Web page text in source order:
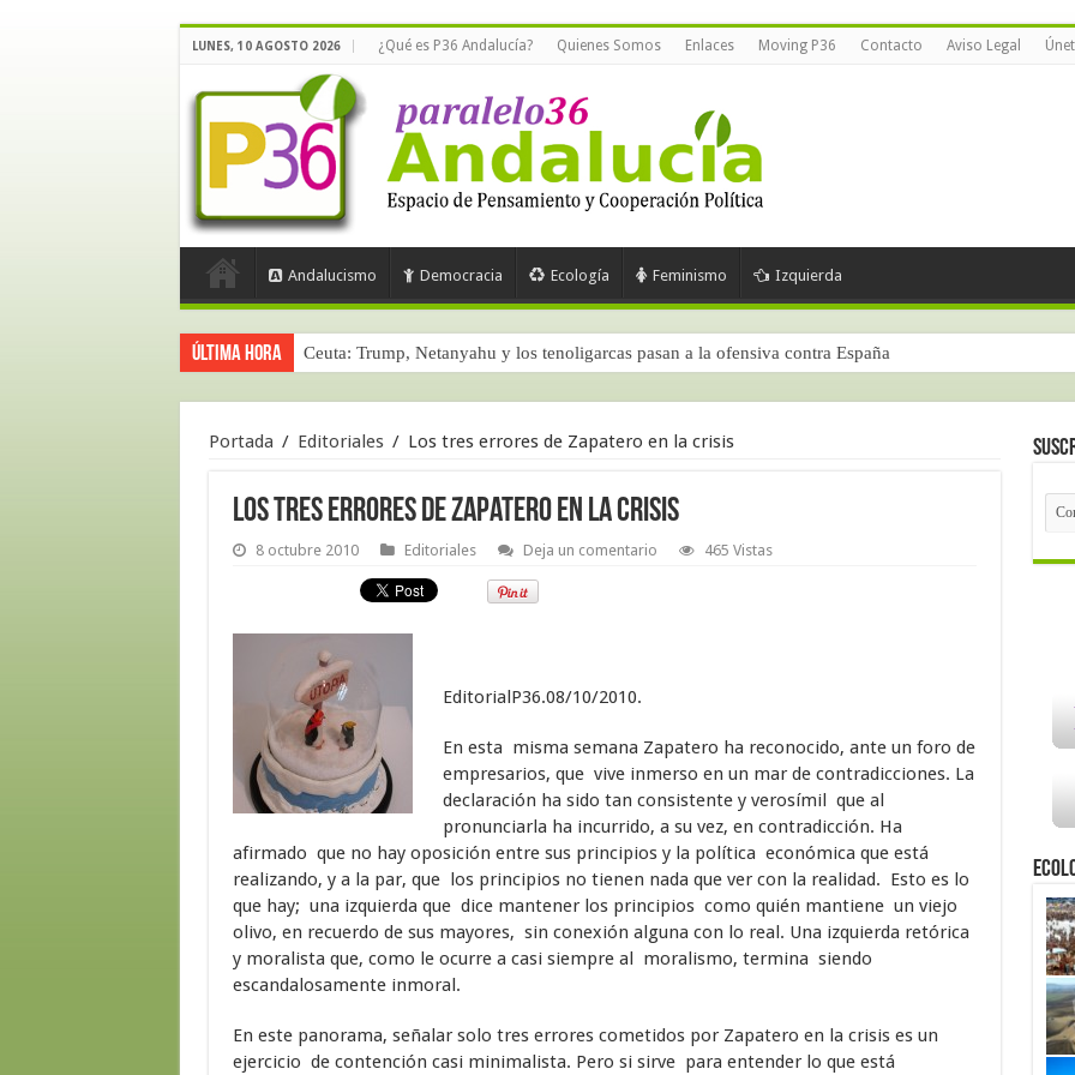
LUNES, 10 AGOSTO 2026 ¿Qué es P36 Andalucía? Quienes Somos Enlaces Moving P36 Contacto Aviso Legal
Andalucismo Democracia Ecología Feminismo Izquierda
Última hora Ceuta: Trump, Netanyahu y los tenoligarcas pasan a la ofensiva contra España
Portada / Editoriales / Los tres errores de Zapatero en la crisis
Los tres errores de Zapatero en la crisis
8 octubre 2010 Editoriales Deja un comentario 465 Vistas
EditorialP36.08/10/2010.
En esta misma semana Zapatero ha reconocido, ante un foro de
empresarios, que vive inmerso en un mar de contradicciones. La
declaración ha sido tan consistente y verosímil que al
pronunciarla ha incurrido, a su vez, en contradicción. Ha
afirmado que no hay oposición entre sus principios y la política económica que está
realizando, y a la par, que los principios no tienen nada que ver con la realidad. Esto es lo
que hay; una izquierda que dice mantener los principios como quién mantiene un viejo
olivo, en recuerdo de sus mayores, sin conexión alguna con lo real. Una izquierda retórica
y moralista que, como le ocurre a casi siempre al moralismo, termina siendo
escandalosamente inmoral.
En este panorama, señalar solo tres errores cometidos por Zapatero en la crisis es un
ejercicio de contención casi minimalista. Pero si sirve para entender lo que está